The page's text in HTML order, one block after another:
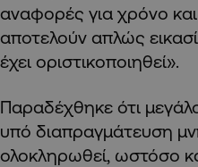
αναφορές για χρόνο
αποτελούν απλώς
έχει οριστικοποιηθεί».
Παραδέχθηκε ότι
υπό διαπραγμάτευση
ολοκληρωθεί, ωστόσο